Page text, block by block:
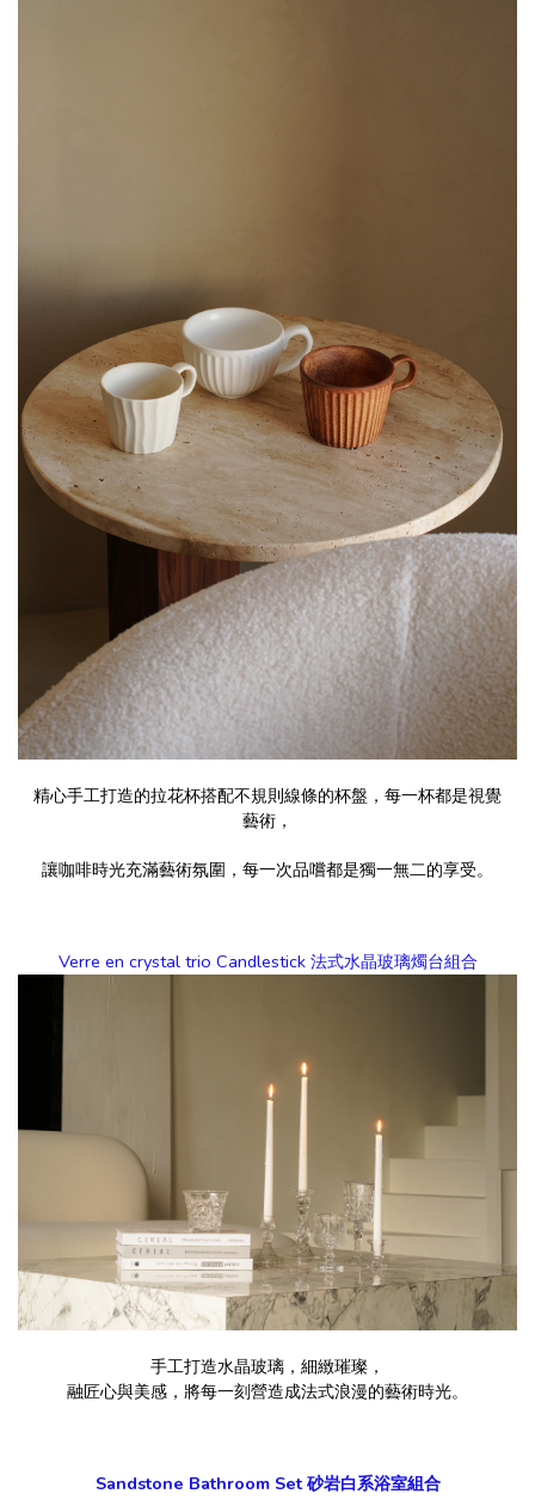
精心手工打造的拉花杯搭配不規則線條的杯盤，每一杯都是視覺
藝術，
讓咖啡時光充滿藝術氛圍，每一次品嚐都是獨一無二的享受。
Verre en crystal trio Candlestick 法式水晶玻璃燭台組合
手工打造水晶玻璃，細緻璀璨，
融匠心與美感，將每一刻營造成法式浪漫的藝術時光。
Sandstone Bathroom Set 砂岩白系浴室組合